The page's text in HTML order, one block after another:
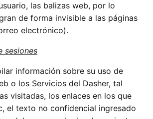
las balizas web, por lo
de forma invisible a las páginas
electrónico).
sesiones
información sobre su uso de
o los Servicios del Dasher, tal
visitadas, los enlaces en los que
el texto no confidencial ingresado